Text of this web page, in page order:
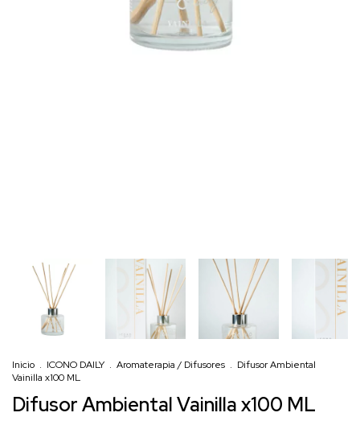
Inicio . ICONO DAILY . Aromaterapia / Difusores . Difusor Ambiental
Vainilla x100 ML
Difusor Ambiental Vainilla x100 ML